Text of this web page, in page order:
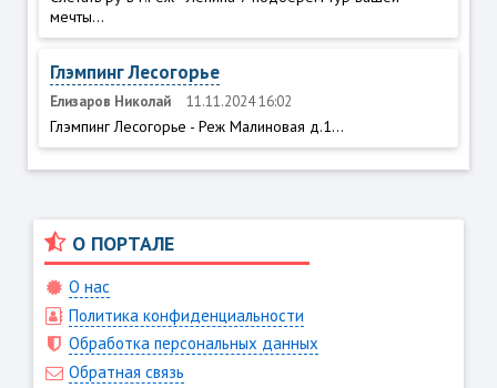
мечты...
Глэмпинг Лесогорье
Елизаров Николай 11.11.2024 16:02
Глэмпинг Лесогорье - Реж Малиновая д.1...
О ПОРТАЛЕ
О нас
Политика конфиденциальности
Обработка персональных данных
Обратная связь